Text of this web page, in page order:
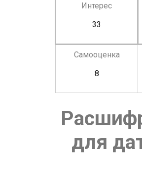
Интерес
33
Самооценка
8
для